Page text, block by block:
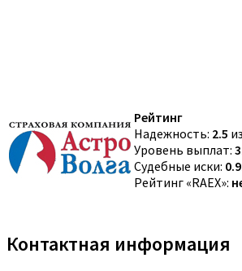
Рейтинг
Надежность: 2.5
Уровень выплат:
Судебные иски:
Рейтинг «RAEX»:
Контактная информация